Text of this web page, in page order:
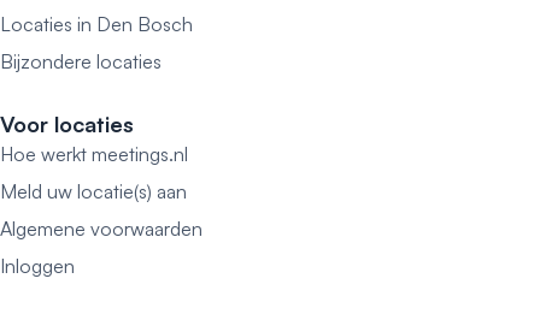
Locaties in Den Bosch
Bijzondere locaties
Voor locaties
Hoe werkt meetings.nl
Meld uw locatie(s) aan
Algemene voorwaarden
Inloggen